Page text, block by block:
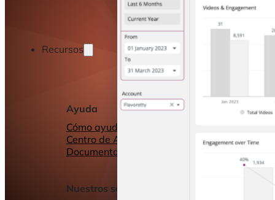
Recursos
Ayuda
Cómo ayudamos
Centro de Ayuda y
Documentación
Nuestros servicios
Otros recursos
informes
Seminarios web